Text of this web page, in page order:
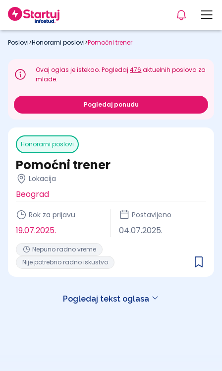
Poslovi>Honorarni poslovi>Pomoćni trener
Ovaj oglas je istekao. Pogledaj476 aktuelnih poslova za
mlade.
Pogledaj ponudu
Honorarni poslovi
Pomoćni trener
Lokacija
Beograd
Rok za prijavu
19.07.2025.
Postavljeno
04.07.2025.
Nepuno radno vreme
Nije potrebno radno iskustvo
Pogledaj tekst oglasa